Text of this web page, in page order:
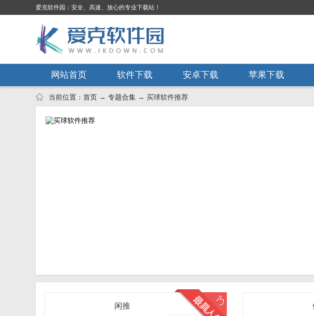
爱克软件园：安全、高速、放心的专业下载站！
网站首页 软件下载 安卓下载 苹果下载
当前位置： 首页 → 专题合集 → 买球软件推荐
闲推